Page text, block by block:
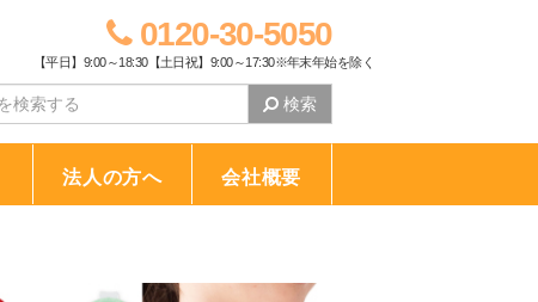
0120-30-5050
【平日】9:00～18:30【土日祝】9:00～17:30※年末年始を除く
検索
法人の方へ 会社概要